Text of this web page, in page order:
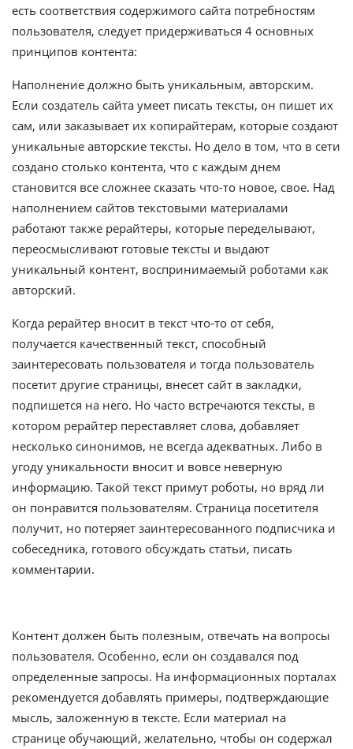
есть соответствия содержимого сайта потребностям
пользователя, следует придерживаться 4 основных
принципов контента:
Наполнение должно быть уникальным, авторским.
Если создатель сайта умеет писать тексты, он пишет их
сам, или заказывает их копирайтерам, которые создают
уникальные авторские тексты. Но дело в том, что в сети
создано столько контента, что с каждым днем
становится все сложнее сказать что-то новое, свое. Над
наполнением сайтов текстовыми материалами
работают также рерайтеры, которые переделывают,
переосмысливают готовые тексты и выдают
уникальный контент, воспринимаемый роботами как
авторский.
Когда рерайтер вносит в текст что-то от себя,
получается качественный текст, способный
заинтересовать пользователя и тогда пользователь
посетит другие страницы, внесет сайт в закладки,
подпишется на него. Но часто встречаются тексты, в
котором рерайтер переставляет слова, добавляет
несколько синонимов, не всегда адекватных. Либо в
угоду уникальности вносит и вовсе неверную
информацию. Такой текст примут роботы, но вряд ли
он понравится пользователям. Страница посетителя
получит, но потеряет заинтересованного подписчика и
собеседника, готового обсуждать статьи, писать
комментарии.
Контент должен быть полезным, отвечать на вопросы
пользователя. Особенно, если он создавался под
определенные запросы. На информационных порталах
рекомендуется добавлять примеры, подтверждающие
мысль, заложенную в тексте. Если материал на
странице обучающий, желательно, чтобы он содержал